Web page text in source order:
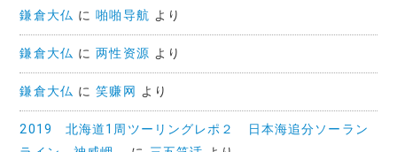
鎌倉大仏 に啪啪导航 より
鎌倉大仏 に两性资源 より
鎌倉大仏 に笑赚网 より
2019 北海道1周ツーリングレポ２ 日本海追分ソーラン